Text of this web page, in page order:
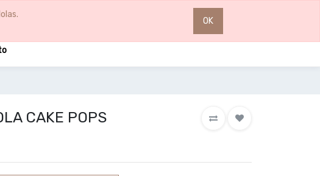
OK
0
CAKE POPS